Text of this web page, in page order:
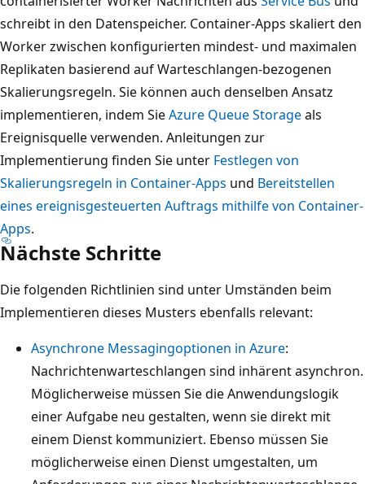
e
n
s
y
m
b
o
l
e
n
a
u
e
i
r
e
n
v
e
r
t
i
k
a
l
e
s
a
g
r
a
m
m
w
e
i
s
e
P
f
schreibt in den Datenspeicher. Container-Apps skaliert den
Worker zwischen konfigurierten mindest- und maximalen
Replikaten basierend auf Warteschlangen-bezogenen
Skalierungsregeln. Sie können auch denselben Ansatz
implementieren, indem SieAzure Queue Storageals
Ereignisquelle verwenden. Anleitungen zur
Implementierung finden Sie unter Festlegen von
Skalierungsregeln in Container-Apps und Bereitstellen
eines ereignisgesteuerten Auftrags mithilfe von Container-
Apps.
Nächste Schritte
Die folgenden Richtlinien sind unter Umständen beim
Implementieren dieses Musters ebenfalls relevant:
Asynchrone Messagingoptionen in Azure:
Nachrichtenwarteschlangen sind inhärent asynchron.
Möglicherweise müssen Sie die Anwendungslogik
einer Aufgabe neu gestalten, wenn sie direkt mit
einem Dienst kommuniziert. Ebenso müssen Sie
möglicherweise einen Dienst umgestalten, um